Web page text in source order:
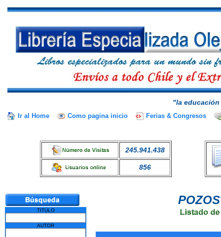
"la
Ir al Home Como pagina inicio Ferias & Congresos
245.941.438
856
TITULO
AUTOR